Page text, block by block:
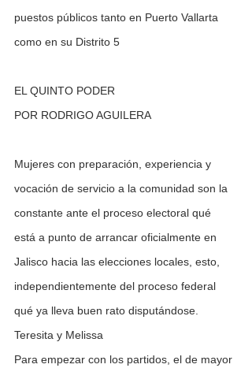
puestos públicos tanto en Puerto Vallarta
como en su Distrito 5
EL QUINTO PODER
POR RODRIGO AGUILERA
Mujeres con preparación, experiencia y
vocación de servicio a la comunidad son la
constante ante el proceso electoral qué
está a punto de arrancar oficialmente en
Jalisco hacia las elecciones locales, esto,
independientemente del proceso federal
qué ya lleva buen rato disputándose.
Teresita y Melissa
Para empezar con los partidos, el de mayor